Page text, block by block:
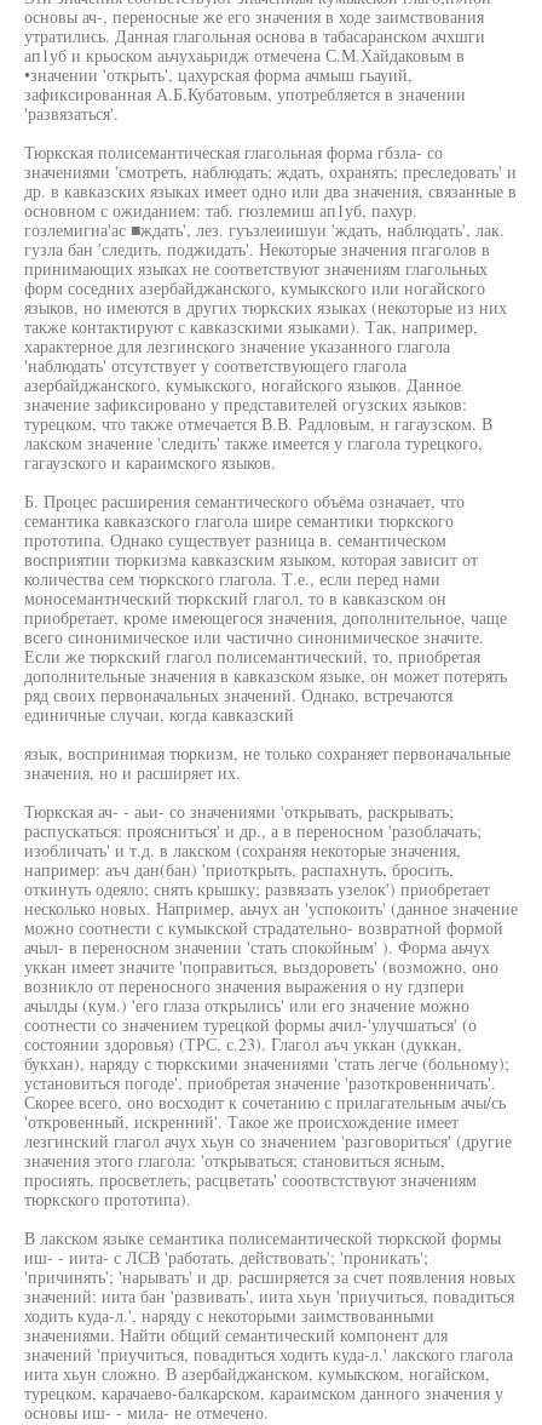
основы ач-, переносные же его значения в ходе заимствования
утратились. Данная глагольная основа в табасаранском ачхшги
ап1уб и крьоском аьчухаьридж отмечена С.М.Хайдаковым в
•значении 'открыть', цахурская форма ачмыш гьауий,
зафиксированная А.Б.Кубатовым, употребляется в значении
'развязаться'.
Тюркская полисемантическая глагольная форма гбзла- со
значениями 'смотреть, наблюдать; ждать, охранять; преследовать' и
др. в кавказских языках имеет одно или два значения, связанные в
основном с ожиданием: таб. гюзлемиш ап1уб, пахур.
гозлемигиа'ас ■ждать', лез. гуъзлеиишуи 'ждать, наблюдать', лак.
гузла бан 'следить, поджидать'. Некоторые значения пгаголов в
принимающих языках не соответствуют значениям глагольных
форм соседних азербайджанского, кумыкского или ногайского
языков, но имеются в других тюркских языках (некоторые из них
также контактируют с кавказскими языками). Так, например,
характерное для лезгинского значение указанного глагола
'наблюдать' отсутствует у соответствующего глагола
азербайджанского, кумыкского, ногайского языков. Данное
значение зафиксировано у представителей огузских языков:
турецком, что также отмечается В.В. Радловым, н гагаузском. В
лакском значение 'следить' также имеется у глагола турецкого,
гагаузского и караимского языков.
Б. Процес расширения семантического объёма означает, что
семантика кавказского глагола шире семантики тюркского
прототипа. Однако существует разница в. семантическом
восприятии тюркизма кавказским языком, которая зависит от
количества сем тюркского глагола. Т.е., если перед нами
моносемантнческий тюркский глагол, то в кавказском он
приобретает, кроме имеющегося значения, дополнительное, чаще
всего синонимическое или частично синонимическое значите.
Если же тюркский глагол полисемантический, то, приобретая
дополнительные значения в кавказском языке, он может потерять
ряд своих первоначальных значений. Однако, встречаются
единичные случаи, когда кавказский
язык, воспринимая тюркизм, не только сохраняет первоначальные
значения, но и расширяет их.
Тюркская ач- - аьи- со значениями 'открывать, раскрывать;
распускаться: проясниться' и др., а в переносном 'разоблачать;
изобличать' и т.д. в лакском (сохраняя некоторые значения,
например: аъч дан(бан) 'приоткрыть, распахнуть, бросить,
откинуть одеяло; снять крышку; развязать узелок') приобретает
несколько новых. Например, аьчух ан 'успокоить' (данное значение
можно соотнести с кумыкской страдательно- возвратной формой
ачыл- в переносном значении 'стать спокойным' ). Форма аьчух
уккан имеет значите 'поправиться, выздороветь' (возможно, оно
возникло от переносного значения выражения о ну гдзпери
ачылды (кум.) 'его глаза открылись' или его значение можно
соотнести со значением турецкой формы ачил-'улучшаться' (о
состоянии здоровья) (ТРС, с.23). Глагол аъч уккан (дуккан,
букхан), наряду с тюркскими значениями 'стать легче (больному);
установиться погоде', приобретая значение 'разоткровенничать'.
Скорее всего, оно восходит к сочетанию с прилагательным ачы/сь
'откровенный, искренний'. Такое же происхождение имеет
лезгинский глагол ачух хьун со значением 'разговориться' (другие
значения этого глагола: 'открываться; становиться ясным,
просиять, просветлеть; расцветать' сооотвстствуют значениям
тюркского прототипа).
В лакском языке семантика полисемантической тюркской формы
иш- - иита- с ЛСВ 'работать, действовать'; 'проникать';
'причинять'; 'нарывать' и др. расширяется за счет появления новых
значений: иита бан 'развивать', иита хьун 'приучиться, повадиться
ходить куда-л.', наряду с некоторыми заимствованными
значениями. Найти общий семантический компонент для
значений 'приучиться, повадиться ходить куда-л.' лакского глагола
иита хьун сложно. В азербайджанском, кумыкском, ногайском,
турецком, карачаево-балкарском, караимском данного значения у
основы иш- - мила- не отмечено.